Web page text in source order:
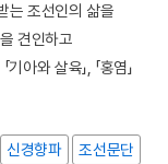
는 조선인의 삶을
견인하고
아와 살육」, 「홍염」
신경향파
조선문단